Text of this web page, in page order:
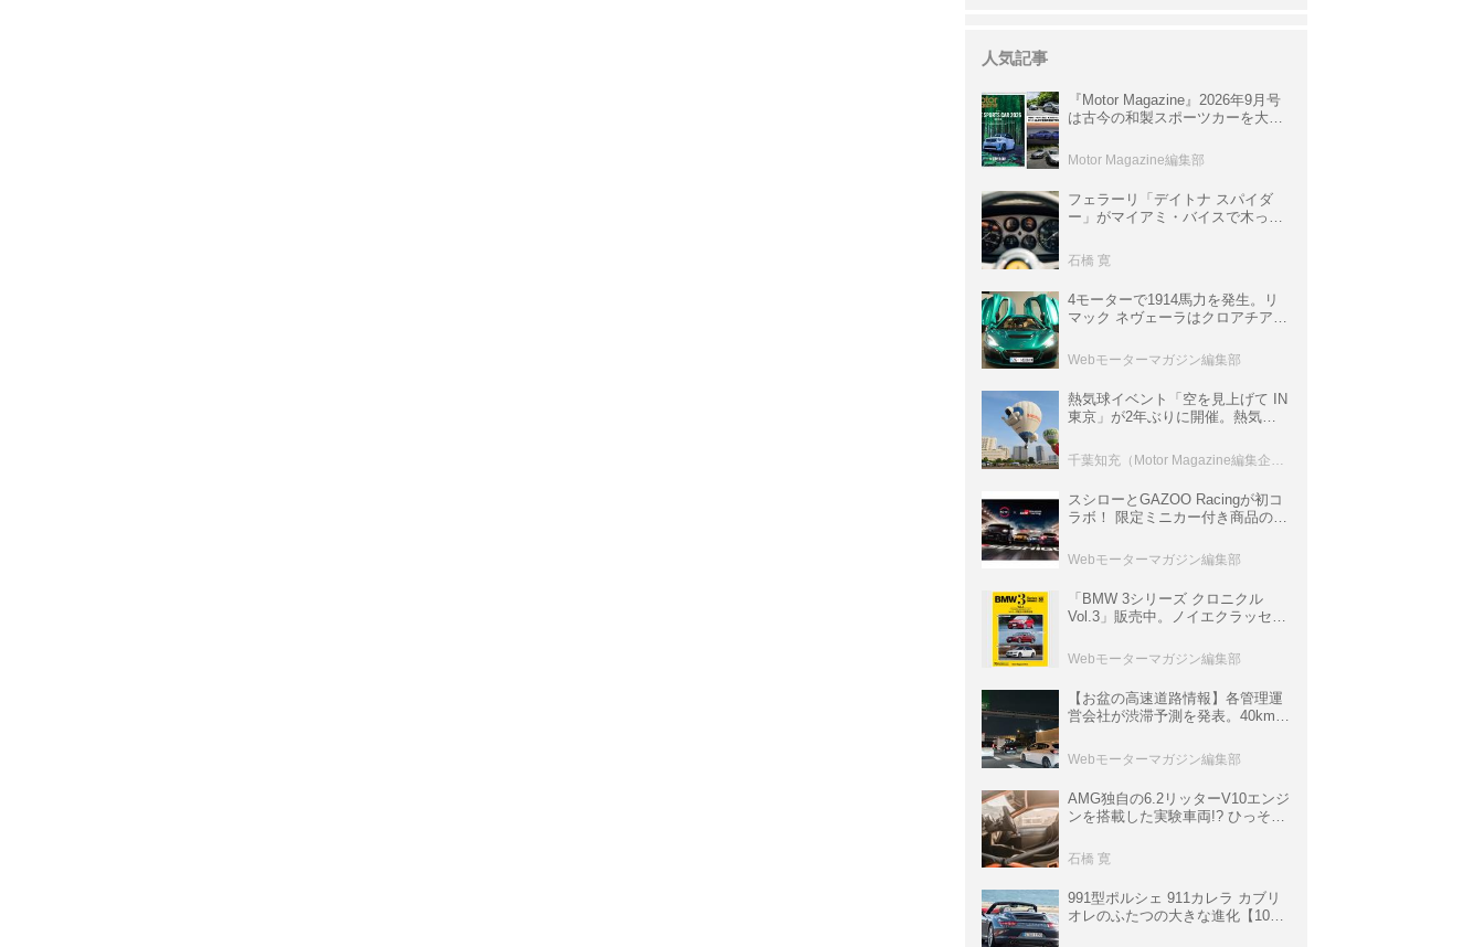
人気記事
『Motor Magazine』2026年9月号
は古今の和製スポーツカーを大特
情報も満載
Motor Magazine編集部
フェラーリ「デイトナ スパイダ
ー」がマイアミ・バイスで木っ端
サ」に化けた理由
石橋 寛
4モーターで1914馬力を発生。リ
マック ネヴェーラはクロアチア発
ロニクル・完全版／115】
Webモーターマガジン編集部
熱気球イベント「空を見上げて IN
東京」が2年ぶりに開催。熱気球
室などのコンテンツも
スシローとGAZOO Racingが初コ
ラボ！ 限定ミニカー付き商品の
ト体験があたる抽選企画などを展
開
Webモーターマガジン編集部
「BMW 3シリーズ クロニクル
Vol.3」販売中。ノイエクラッセか
ムック
Webモーターマガジン編集部
【お盆の高速道路情報】各管理運
営会社が渋滞予測を発表。40km以
数ある
Webモーターマガジン編集部
AMG独自の6.2リッターV10エンジ
ンを搭載した実験車両!? ひっそり
P900 プロトタイプ」とは
石橋 寛
991型ポルシェ 911カレラ カブリ
オレのふたつの大きな進化【10年